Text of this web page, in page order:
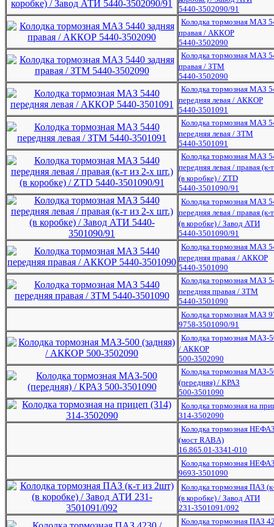
5440-3502090/91
Колодка тормозная МАЗ
правая / АККОР
5440-3502090
Колодка тормозная МАЗ
правая / ЗТМ
5440-3502090
Колодка тормозная МАЗ
передняя левая / АККОР
5440-3501091
Колодка тормозная МАЗ
передняя левая / ЗТМ
5440-3501091
Колодка тормозная МАЗ
передняя левая / правая (к-
(в коробке) / ZTD
5440-3501090/91
Колодка тормозная МАЗ
передняя левая / правая (к-
(в коробке) / Завод АТИ
5440-3501090/91
Колодка тормозная МАЗ
передняя правая / АККОР
5440-3501090
Колодка тормозная МАЗ
передняя правая / ЗТМ
5440-3501090
Колодка тормозная МАЗ
9758-3501090/91
Колодка тормозная МАЗ-
/ АККОР
500-3502090
Колодка тормозная МАЗ-
(передняя) / КРАЗ
500-3501090
Колодка тормозная на
314-3502090
Колодка тормозная
(мост RABA)
16.865.01-3341-010
Колодка тормозная
9693-3501090
Колодка тормозная ПАЗ
(в коробке) / Завод АТИ
231-3501091/092
Колодка тормозная ПАЗ